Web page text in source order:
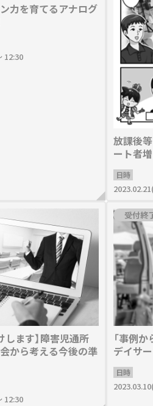
力を育てるアナログ
12:30
放課後
ート者
日時
します】障害児通所
から考える今後の準
12:30
受付終
「事例
デイサ
日時